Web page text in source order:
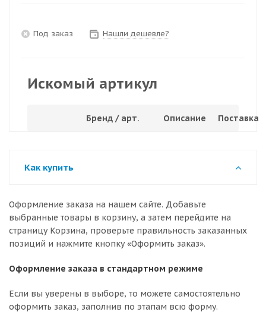
Под заказ Нашли дешевле?
Искомый артикул
Бренд / арт. Описание Поставка
Как купить
Оформление заказа на нашем сайте. Добавьте
выбранные товары в корзину, а затем перейдите на
страницу Корзина, проверьте правильность заказанных
позиций и нажмите кнопку «Оформить заказ».
Оформление заказа в стандартном режиме
Если вы уверены в выборе, то можете самостоятельно
оформить заказ, заполнив по этапам всю форму.